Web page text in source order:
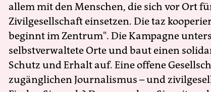
allem mit den Menschen, die sich vor Ort
Zivilgesellschaft einsetzen. Die taz
beginnt im Zentrum". Die Kampagne
selbstverwaltete Orte und baut einen
Schutz und Erhalt auf. Eine offene
zugänglichen Journalismus – und